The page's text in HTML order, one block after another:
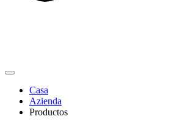
Casa
Azienda
Productos